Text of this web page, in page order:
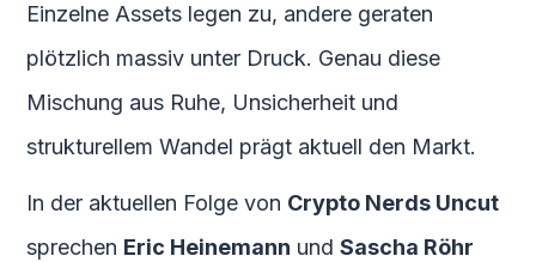
Einzelne Assets legen zu, andere geraten
plötzlich massiv unter Druck. Genau diese
Mischung aus Ruhe, Unsicherheit und
strukturellem Wandel prägt aktuell den Markt.
In der aktuellen Folge von Crypto Nerds Uncut
sprechen Eric Heinemann undSascha Röhr